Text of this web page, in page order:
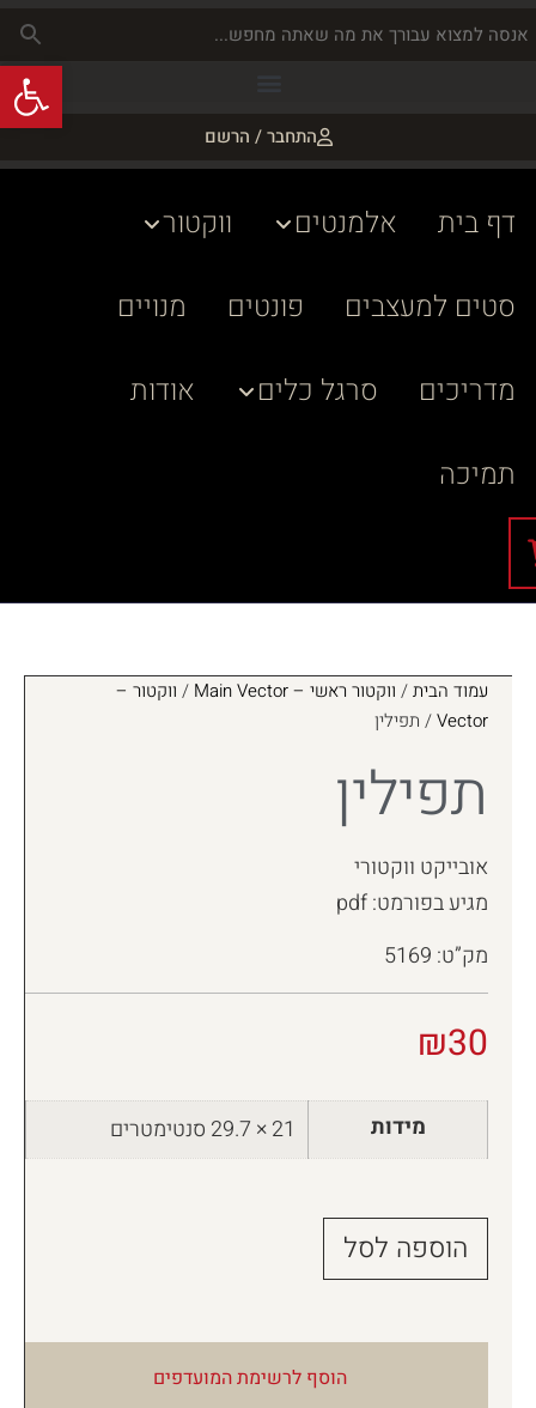
התחבר / הרשם
דף בית אלמנטים
ווקטור
סטים למעצבים
פונטים
מנויים
מדריכים
סרגל כלים
אודות
תמיכה
עמוד הבית/ ווקטור ראשי – Main Vector / ווקטור –
Vector/ תפילין
תפילין
אובייקט ווקטורי
מגיע בפורמט: pdf
מק”ט: 5169
₪30
מידות 21 × 29.7 סנטימטרים
הוספה לסל
הוסף לרשימת המועדפים